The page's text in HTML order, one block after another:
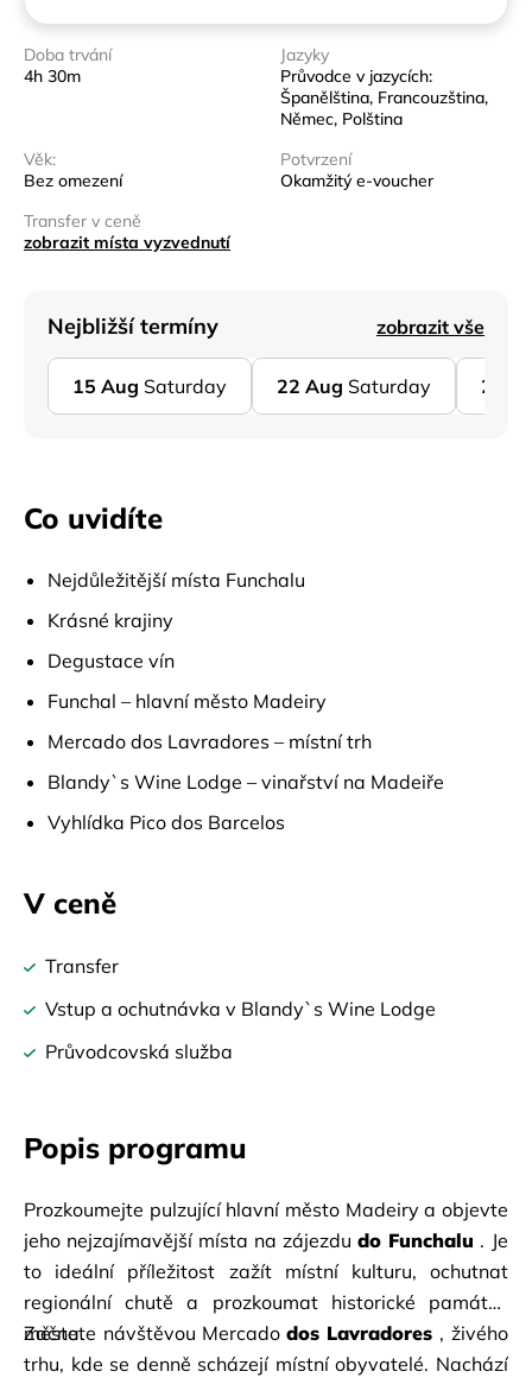
Doba trvání
4h 30m
Jazyky
Průvodce v jazycích:
Španělština, Francouzština,
Němec, Polština
Věk:
Bez omezení
Potvrzení
Okamžitý e-voucher
Transfer v ceně
zobrazit místa vyzvednutí
Nejbližší termíny zobrazit vše
15 Aug Saturday 22 Aug Saturday 29
Co uvidíte
Nejdůležitější místa Funchalu
Krásné krajiny
Degustace vín
Funchal – hlavní město Madeiry
Mercado dos Lavradores – místní trh
Blandy`s Wine Lodge – vinařství na Madeiře
Vyhlídka Pico dos Barcelos
V ceně
Transfer
Vstup a ochutnávka v Blandy`s Wine Lodge
Průvodcovská služba
Popis programu
Prozkoumejte pulzující hlavní město Madeiry a objevte
jeho nejzajímavější místa na zájezdu do Funchalu . Je
to ideální příležitost zažít místní kulturu, ochutnat
regionální chutě a prozkoumat historické památky
města.
Začnete návštěvou Mercado dos Lavradores , živého
trhu, kde se denně scházejí místní obyvatelé. Nachází